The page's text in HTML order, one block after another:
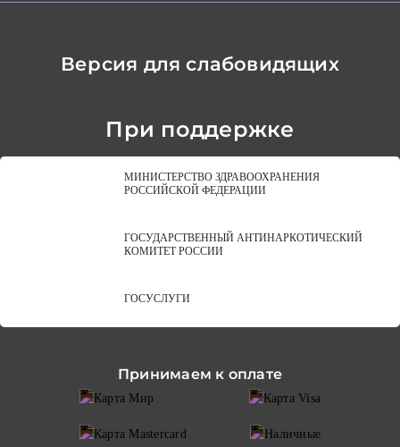
Версия для слабовидящих
При поддержке
МИНИСТЕРСТВО ЗДРАВООХРАНЕНИЯ
РОССИЙСКОЙ ФЕДЕРАЦИИ
ГОСУДАРСТВЕННЫЙ АНТИНАРКОТИЧЕСКИЙ
КОМИТЕТ РОССИИ
ГОСУСЛУГИ
Принимаем к оплате